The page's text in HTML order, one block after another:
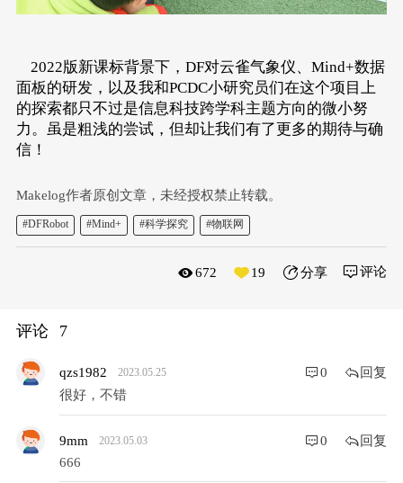
2022版新课标背景下，DF对云雀气象仪、Mind+数据
面板的研发，以及我和PCDC小研究员们在这个项目上
的探索都只不过是信息科技跨学科主题方向的微小努
力。虽是粗浅的尝试，但却让我们有了更多的期待与确
信！
Makelog作者原创文章，未经授权禁止转载。
#DFRobot #Mind+ #科学探究 #物联网
672 19 分享
评论 7
评论
qzs1982 2023.05.25 0 回复
很好，不错
9mm 2023.05.03 0 回复
666